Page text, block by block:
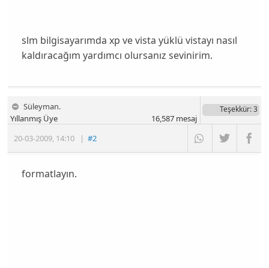
slm bilgisayarımda xp ve vista yüklü vistayı nasıl
kaldıracağım yardımcı olursanız sevinirim.
Süleyman.
20-03-2009, 14:10 |#2
Yıllanmış Üye
Teşekkür: 3
16,587mesaj
formatlayın.